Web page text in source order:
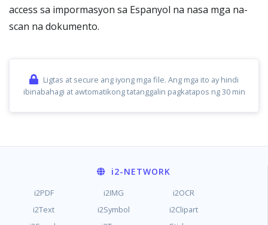
access sa impormasyon sa Espanyol na nasa mga na-
scan na dokumento.
Ligtas at secure ang iyong mga file. Ang mga ito ay hindi
ibinabahagi at awtomatikong tatanggalin pagkatapos ng 30 min
i2-NETWORK
i2PDF i2IMG
i2OCR
i2Text
i2Symbol
i2Clipart